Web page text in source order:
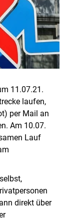
11.07.21.
laufen,
per Mail an
Am 10.07.
Lauf
direkt über